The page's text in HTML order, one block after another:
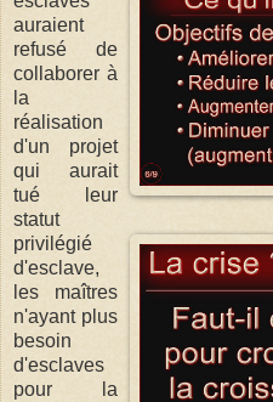
auraient
refusé de
collaborer à
la
réalisation
d'un projet
qui aurait
tué leur
statut
privilégié
d'esclave,
les maîtres
n'ayant plus
besoin
d'esclaves
pour la